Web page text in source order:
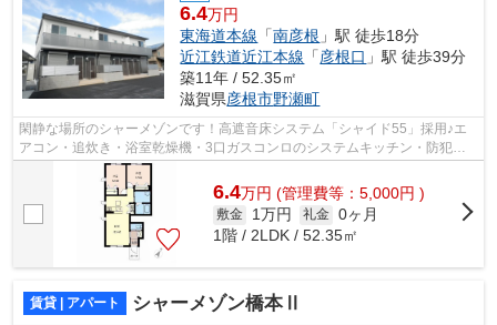
6.4万円
東海道本線 「南彦根 」駅 徒歩18分
近江鉄道近江本線 「彦根口 」駅 徒歩39分
築11年 / 52.35㎡
滋賀県彦根市野瀬町
閑静な場所のシャーメゾンです！高遮音床システム「シャイド55」採用♪エ
アコン・追炊き・浴室乾燥機・3口ガスコンロのシステムキッチン・防犯ガ
ラス・しゃ熱断熱複層ガラス・高効率給...
6.4万円 (管理費等：5,000円 )
敷金 1万円 礼金 0ヶ月
1階 / 2LDK / 52.35㎡
賃貸 | アパート シャーメゾン橋本Ⅱ